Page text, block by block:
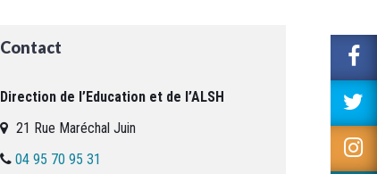
Contact
Direction de l’Education et de l’ALSH
21 Rue Maréchal Juin
04 95 70 95 31